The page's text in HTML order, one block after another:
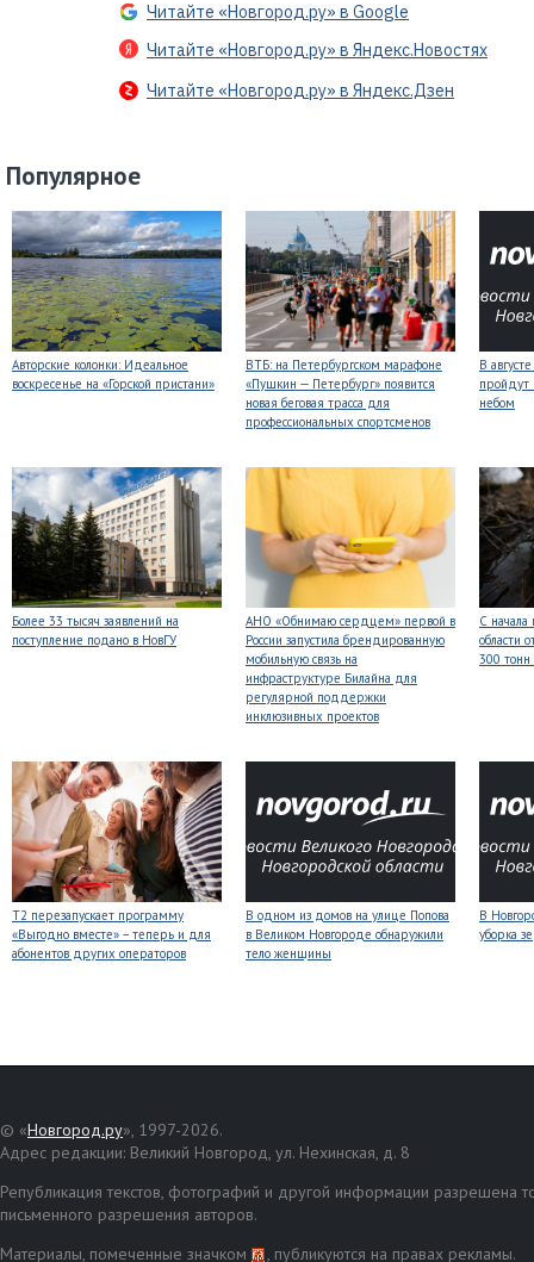
Читайте «Новгород.ру» в Google
Читайте «Новгород.ру» в Яндекс.Новостях
Читайте «Новгород.ру» в Яндекс.Дзен
Популярное
Авторские колонки: Идеальное
воскресенье на «Горской пристани»
ВТБ: на Петербургском марафоне
«Пушкин — Петербург» появится
новая беговая трасса для
профессиональных спортсменов
В
небом
Более 33 тысяч заявлений на
поступление подано в НовГУ
АНО «Обнимаю сердцем» первой в
России запустила брендированную
мобильную связь на
инфраструктуре Билайна для
регулярной поддержки
инклюзивных проектов
С начала
области
300
Т2 перезапускает программу
«Выгодно вместе» – теперь и для
абонентов других операторов
В одном из домов на улице Попова
в Великом Новгороде обнаружили
тело женщины
В
уборка
© «Новгород.ру», 1997-2026.
Адрес редакции: Великий Новгород, ул. Нехинская, д. 8
Републикация текстов, фотографий и другой информации разрешена
письменного разрешения авторов.
Материалы, помеченные значком
, публикуются на правах рекламы.